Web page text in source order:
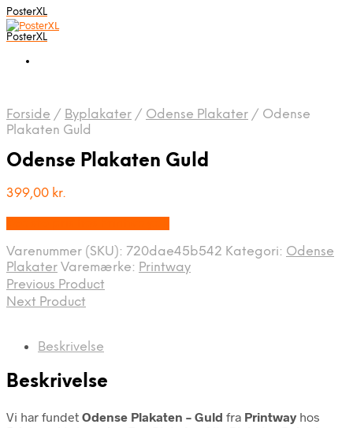
PosterXL
PosterXL
Forside / Byplakater / Odense Plakater / Odense
Plakaten Guld
Odense Plakaten Guld
399,00 kr.
Varenummer (SKU): 720dae45b542 Kategori: Odense
Plakater Varemærke: Printway
Previous Product
Next Product
Beskrivelse
Beskrivelse
Vi har fundet Odense Plakaten – Guld fra Printwayhos